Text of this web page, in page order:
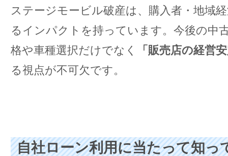
ステージモービル破産は、購入者・地域
るインパクトを持っています。今後の中
格や車種選択だけでなく
「販売店の経営
る視点が不可欠です。
自社ローン利用に当たって知っ